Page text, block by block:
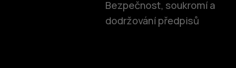
Bezpečnost, soukromí a
dodržování předpisů